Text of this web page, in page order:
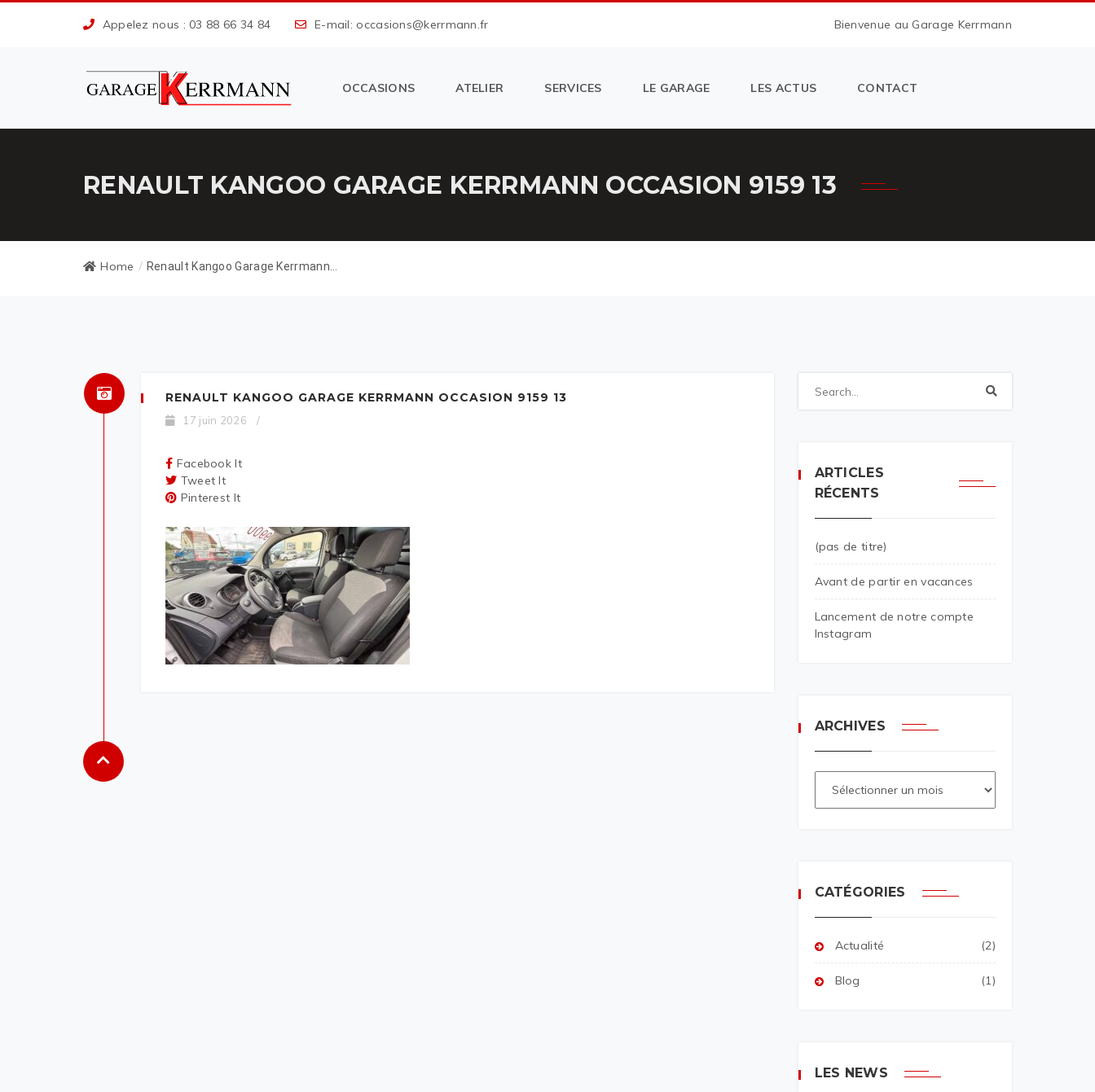
Appelez nous : 03 88 66 34 84 E-mail: occasions@kerrmann.fr Bienvenue au Garage Kerrmann
OCCASIONS ATELIER SERVICES LE GARAGE LES ACTUS CONTACT
RENAULT KANGOO GARAGE KERRMANN OCCASION 9159 13
Home / Renault Kangoo Garage Kerrmann...
RENAULT KANGOO GARAGE KERRMANN OCCASION 9159 13
17 juin 2026 /
Facebook It
Tweet It
Pinterest It
ARTICLES
RÉCENTS
(pas de titre)
Avant de partir en vacances
Lancement de notre compte
Instagram
ARCHIVES
CATÉGORIES
Actualité (2)
Blog (1)
LES NEWS